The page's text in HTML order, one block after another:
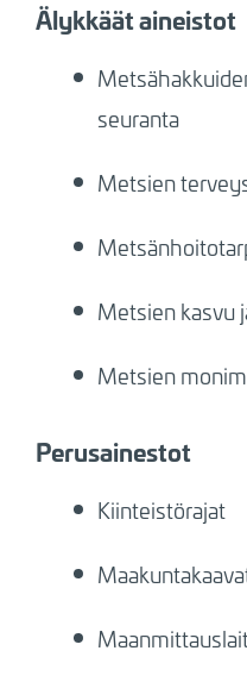
Älykkäät aineistot
seuranta
Metsien
Metsien kasvu
Metsien
Perusainestot
Kiinteistörajat